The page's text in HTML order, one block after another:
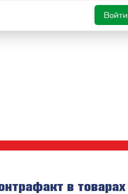
Войти
в товарах